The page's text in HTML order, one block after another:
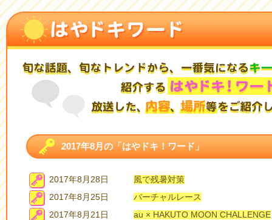
2017年8月の「はやドキ！ワード」
2017年8月28日
風で残暑対策
2017年8月25日
バーチャルレース
2017年8月21日
au × HAKUTO MOON CHALLENGE